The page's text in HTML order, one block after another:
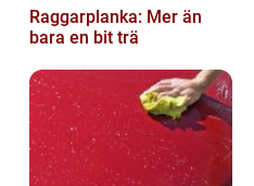
Raggarplanka: Mer än
bara en bit trä